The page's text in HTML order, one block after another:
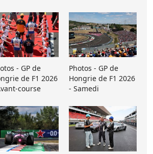
- GP de
de F1 2026
course
Photos - GP de
Hongrie de F1 2026
- Samedi